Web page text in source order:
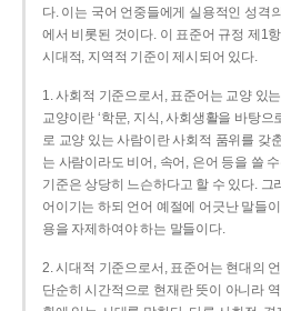
다. 이는 국어 언중들에게 실용적인 성격
에서 비롯된 것이다. 이 표준어 규정 제1
시대적, 지역적 기준이 제시되어 있다.
1. 사회적 기준으로서, 표준어는 교양 있
교양이란 ‘학문, 지식, 사회생활을 바탕으
로 교양 있는 사람이란 사회적 품위를 갖
는 사람이라도 비어, 속어, 은어 등을 쓸
기준은 상당히 느슨하다고 할 수 있다. 그
어이기는 하되 언어 예절에 어긋난 말들
용을 자제하여야 하는 말들이다.
2. 시대적 기준으로서, 표준어는 현대의
단순히 시간적으로 현재란 뜻이 아니라